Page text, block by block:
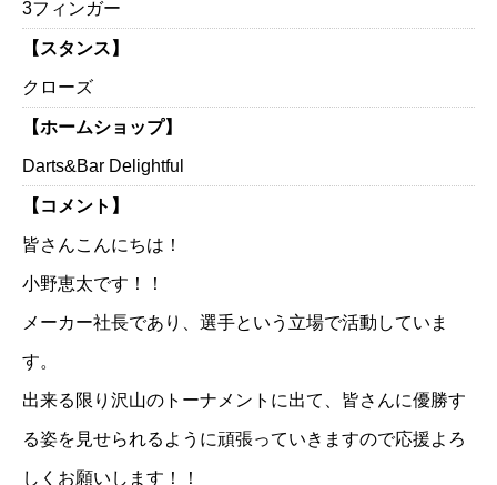
3フィンガー
【スタンス】
クローズ
【ホームショップ】
Darts&Bar Delightful
【コメント】
皆さんこんにちは！
小野恵太です！！
メーカー社長であり、選手という立場で活動していま
す。
出来る限り沢山のトーナメントに出て、皆さんに優勝す
る姿を見せられるように頑張っていきますので応援よろ
しくお願いします！！